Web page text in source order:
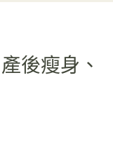
後瘦身、